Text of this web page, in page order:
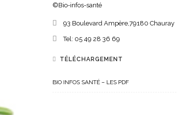
©Bio-infos-santé
93 Boulevard Ampère,79180 Chauray
Tel: 05 49 28 36 69
TÉLÉCHARGEMENT
BIO INFOS SANTÉ – LES PDF